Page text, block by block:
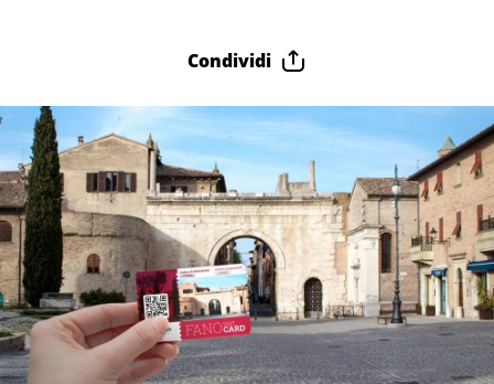
Cose
da
fare
Percorsi
Condividi